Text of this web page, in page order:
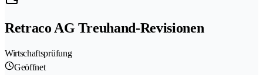
Retraco AG Treuhand-Revisionen
Wirtschaftsprüfung
Geöffnet